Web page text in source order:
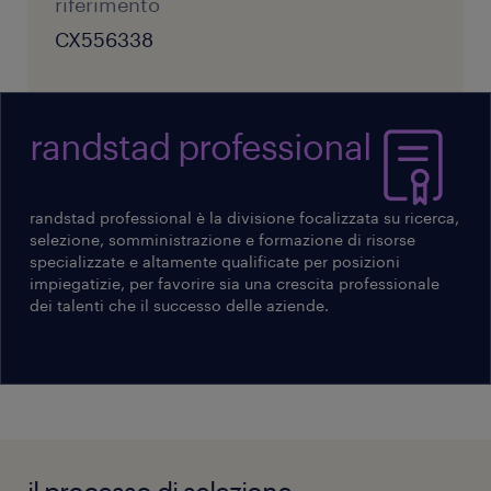
con il portafoglio attivo (fidelizzazione).
Sei una persona con spiccate doti commerciali e ti
piace il contatto con il pubblico? Candidati ora!
La ricerca è rivolta ai candidati ambosessi
(L.903/77). Ti preghiamo di leggere l'informativa
sulla privacy Randstad
(https://www.randstad.it/privacy/) ai sensi dell'art.
13 del Regolamento (UE) 2016/679 sulla protezione
dei dati (GDPR).
CX556338
randstad professional
randstad professional è la divisione focalizzata su ricerca,
selezione, somministrazione e formazione di risorse
specializzate e altamente qualificate per posizioni
impiegatizie, per favorire sia una crescita professionale
dei talenti che il successo delle aziende.